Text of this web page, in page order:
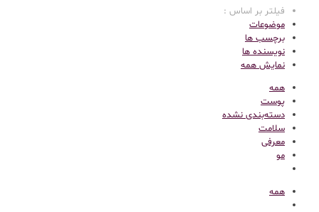
فیلتر بر اساس :
موضوعات
برچسب ها
نویسنده ها
نمایش همه
همه
پوست
دسته‌بندی نشده
سلامت
معرفی
مو
همه